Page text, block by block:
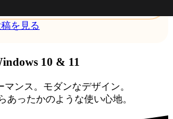
を見る
10 & 11
ンス。モダンなデザイン。
あったかのような使い心地。